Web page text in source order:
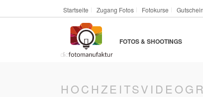
Startseite Zugang Fotos Fotokurse
FOTOS & SHOOTINGS